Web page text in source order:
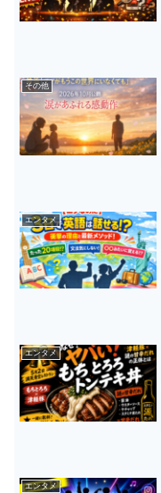
その他
エンタメ
エンタメ
エンタメ